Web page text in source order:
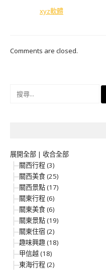
xyz軟體
Comments are closed.
展開全部 | 收合全部
關西行程 (3)
關西美食 (25)
關西景點 (17)
關東行程 (6)
關東美食 (6)
關東景點 (19)
關東住宿 (2)
趣味興趣 (18)
甲信越 (18)
東海行程 (2)